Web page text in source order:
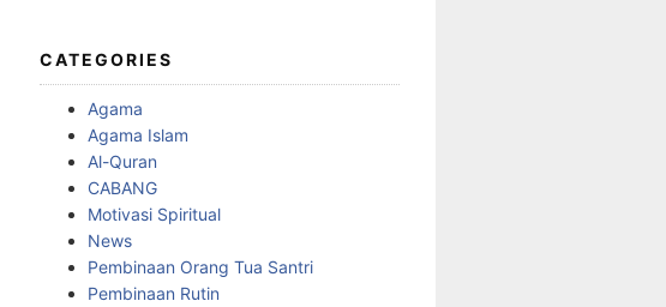
CATEGORIES
Agama
Agama Islam
Al-Quran
CABANG
Motivasi Spiritual
News
Pembinaan Orang Tua Santri
Pembinaan Rutin